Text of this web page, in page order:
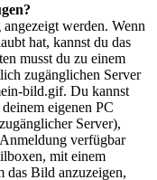
werden. Wenn
hat, kannst du das
musst du zu einem
zugänglichen Server
bild.gif. Du kannst
eigenen PC
Server),
verfügbar
mit einem
das Bild anzuzeigen,